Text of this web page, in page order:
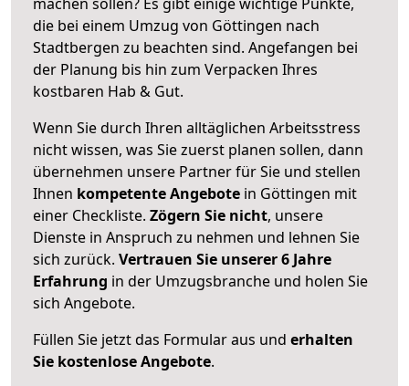
die bei einem Umzug von Göttingen nach
Stadtbergen zu beachten sind. Angefangen bei
der Planung bis hin zum Verpacken Ihres
kostbaren Hab & Gut.
Wenn Sie durch Ihren alltäglichen Arbeitsstress
nicht wissen, was Sie zuerst planen sollen, dann
übernehmen unsere Partner für Sie und stellen
Ihnen kompetente Angebote in Göttingen mit
einer Checkliste. Zögern Sie nicht, unsere
Dienste in Anspruch zu nehmen und lehnen Sie
sich zurück. Vertrauen Sie unserer 6 Jahre
Erfahrung in der Umzugsbranche und holen Sie
sich Angebote.
Füllen Sie jetzt das Formular aus und erhalten
Sie kostenlose Angebote.